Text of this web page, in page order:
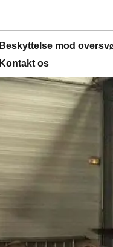
Beskyttelse mod
Kontakt os